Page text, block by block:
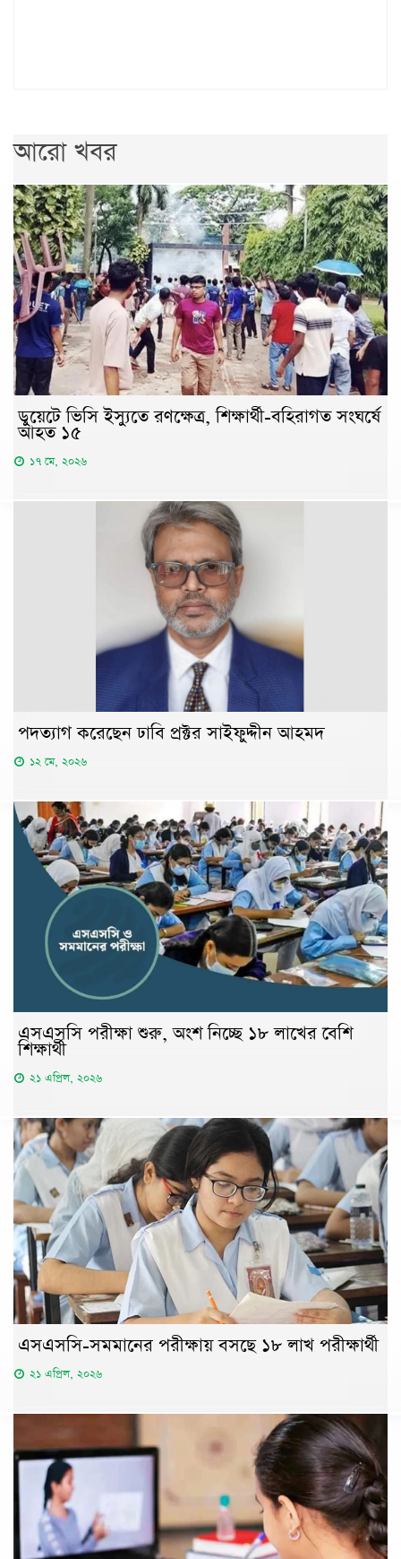
আরো খবর
ডুয়েটে ভিসি ইস্যুতে রণক্ষেত্র, শিক্ষার্থী-বহিরাগত সংঘর্ষে
আহত ১৫
১৭ মে, ২০২৬
পদত্যাগ করেছেন ঢাবি প্রক্টর সাইফুদ্দীন আহমদ
১২ মে, ২০২৬
এসএসসি পরীক্ষা শুরু, অংশ নিচ্ছে ১৮ লাখের বেশি
শিক্ষার্থী
২১ এপ্রিল, ২০২৬
এসএসসি-সমমানের পরীক্ষায় বসছে ১৮ লাখ পরীক্ষার্থী
২১ এপ্রিল, ২০২৬